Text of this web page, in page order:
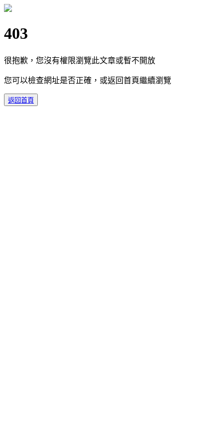
403
很抱歉，您沒有權限瀏覽此文章或暫不開放
您可以檢查網址是否正確，或返回首頁繼續瀏覽
返回首頁